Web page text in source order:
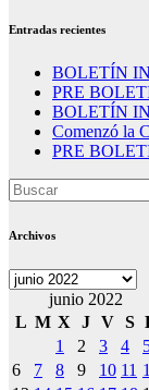
Entradas recientes
BOLETÍN
PRE
BOLETÍN
Comenzó la
PRE
Archivos
Archivos
junio 2022
L M X J V S
1
2 3 4
6
7 8 9 10 11